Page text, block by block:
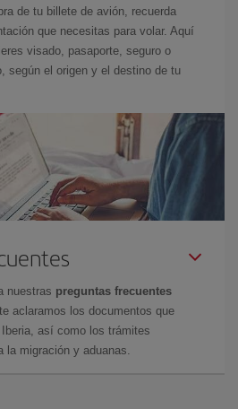
de tu billete de avión, recuerda
que necesitas para volar. Aquí
visado, pasaporte, seguro o
según el origen y el destino de tu
nuestras preguntas frecuentes
aclaramos los documentos que
así como los trámites
la migración y aduanas.